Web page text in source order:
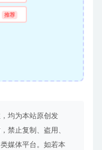
推荐
均为本站原创发
禁止复制、盗用、
媒体平台。如若本